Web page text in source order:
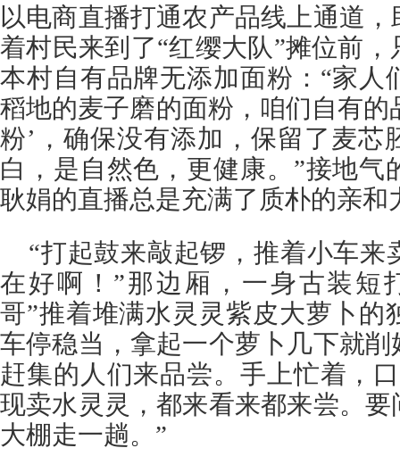
以电商直播打通农产品线上通道
着村民来到了“红缨大队”摊位前
本村自有品牌无添加面粉：“家人
稻地的麦子磨的面粉，咱们自有的
粉’，确保没有添加，保留了麦芯
白，是自然色，更健康。”接地气
耿娟的直播总是充满了质朴的亲和
“打起鼓来敲起锣，推着小车来
在好啊！”那边厢，一身古装短
哥”推着堆满水灵灵紫皮大萝卜的
车停稳当，拿起一个萝卜几下就
赶集的人们来品尝。手上忙着，
现卖水灵灵，都来看来都来尝。
大棚走一趟。”